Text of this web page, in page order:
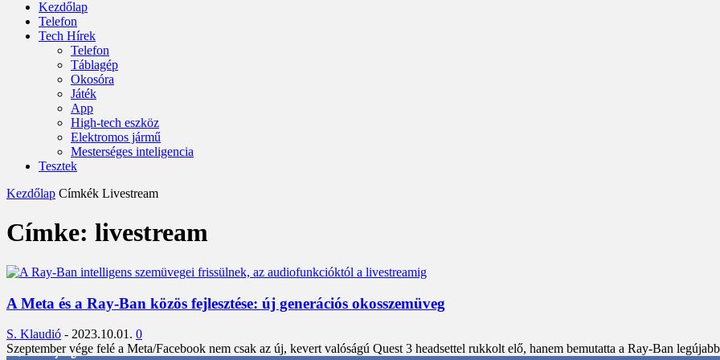
Kezdőlap
Telefon
Tech Hírek
Telefon
Táblagép
Okosóra
Játék
App
High-tech eszköz
Elektromos jármű
Mesterséges inteligencia
Tesztek
Kezdőlap Címkék Livestream
Címke: livestream
A Meta és a Ray-Ban közös fejlesztése: új generációs okosszemüveg
S. Klaudió - 2023.10.01. 0
Szeptember vége felé a Meta/Facebook nem csak az új, kevert valóságú Quest 3 headsettel rukkolt elő, hanem bemutatta a Ray-Ban
3,452 Rajongók